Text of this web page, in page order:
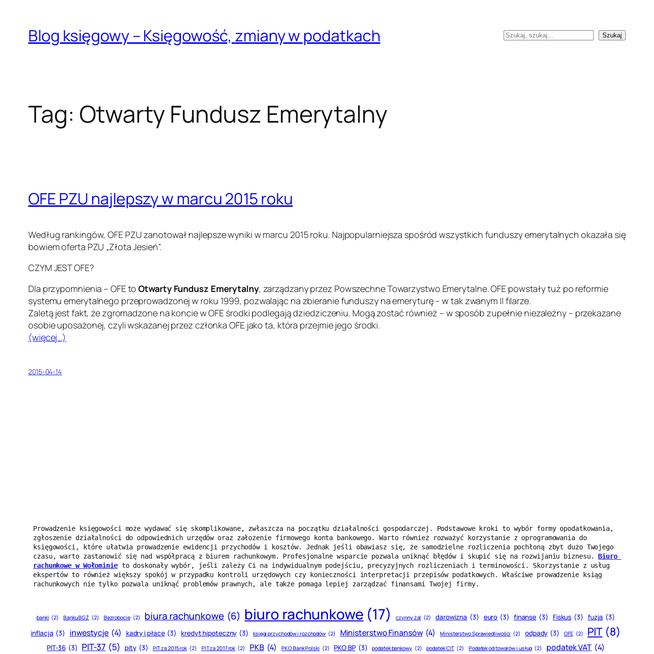
treściBlog księgowy – Księgowość, zmiany w podatkach Szukaj Szukaj
Tag: Otwarty Fundusz Emerytalny
OFE PZU najlepszy w marcu 2015 roku
Według rankingów, OFE PZU zanotował najlepsze wyniki w marcu 2015 roku. Najpopularniejsza spośród wszystkich funduszy emerytalnych okazała się
bowiem oferta PZU „Złota Jesień”.
CZYM JEST OFE?
Dla przypomnienia – OFE toOtwarty Fundusz Emerytalny, zarządzany przez Powszechne Towarzystwo Emerytalne. OFE powstały tuż po reformie
systemu emerytalnego przeprowadzonej w roku 1999, pozwalając na zbieranie funduszy na emeryturę – w tak zwanym II filarze.
Zaletą jest fakt, że zgromadzone na koncie w OFE środki podlegają dziedziczeniu. Mogą zostać również – w sposób zupełnie niezależny – przekazane
osobie uposażonej, czyli wskazanej przez członka OFE jako ta, która przejmie jego środki.
(więcej…)
2015-04-14
Prowadzenie księgowości może wydawać się skomplikowane, zwłaszcza na początku działalności gospodarczej. Podstawowe kroki to wybór formy opodatkowania,
zgłoszenie działalności do odpowiednich urzędów oraz założenie firmowego konta bankowego. Warto również rozważyć korzystanie z oprogramowania do
księgowości, które ułatwia prowadzenie ewidencji przychodów i kosztów. Jednak jeśli obawiasz się, że samodzielne rozliczenia pochłoną zbyt dużo Twojego
czasu, warto zastanowić się nad współpracą z biurem rachunkowym. Profesjonalne wsparcie pozwala uniknąć błędów i skupić się na rozwijaniu biznesu. Biuro
rachunkowe w Wołominie to doskonały wybór, jeśli zależy Ci na indywidualnym podejściu, precyzyjnych rozliczeniach i terminowości. Skorzystanie z usług
ekspertów to również większy spokój w przypadku kontroli urzędowych czy konieczności interpretacji przepisów podatkowych. Właściwe prowadzenie ksiąg
rachunkowych nie tylko pozwala uniknąć problemów prawnych, ale także pomaga lepiej zarządzać finansami Twojej firmy.
banki (2) Banku BGŻ (2) Bezrobocie (2) biura rachunkowe (6) biuro rachunkowe (17) czynny żal (2) darowizna (3) euro (3) finanse (3) Fiskus (3) fuzja (3)
inflacja (3) inwestycje (4) kadry i płace (3) kredyt hipoteczny (3) księgi przychodów i rozchodów (2) Ministerstwo Finansów (4) Ministerstwo Sprawiedliwości (2) odpady (3) OFE (2) PIT (8)
PIT-36 (3) PIT-37 (5) pity (3) PIT za 2015 rok (2) PIT za 2017 rok (2) PKB (4) PKO Bank Polski (2) PKO BP (3) podatek bankowy (2) podatek CIT (2) Podatek od towarów i usług (2) podatek VAT (4)